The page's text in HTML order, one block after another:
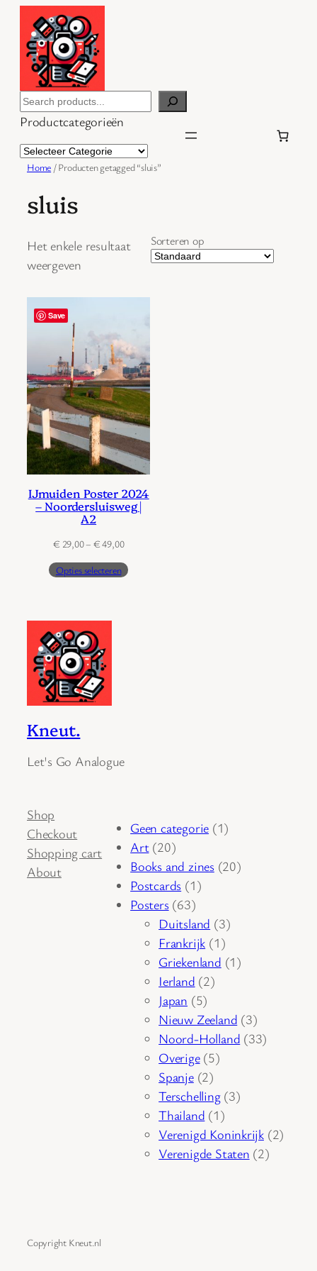
inhoud
Search
Productcategorieën
Home / Producten getagged “sluis”
sluis
Het enkele resultaat
weergeven
Sorteren op
Save
IJmuiden Poster 2024
– Noordersluisweg |
A2
€ 29,00– €49,00Prijsklasse:
tot
Opties selecteren
Kneut.
Let's Go Analogue
Shop
Checkout
Shopping cart
About
Geen categorie 11
Art 2020
producten
Books and zines 2020
Postcards 11
Posters 6363
producten
Duitsland 33
producten
Frankrijk 11
product
Griekenland 11
Ierland 22
Japan 55
producten
Nieuw Zeeland 33
producten
Noord-Holland 3333
Overige 55
Spanje 22
producten
Terschelling 33
Thailand 11
product
Verenigd Koninkrijk 22
Verenigde Staten 22
Copyright Kneut.nl